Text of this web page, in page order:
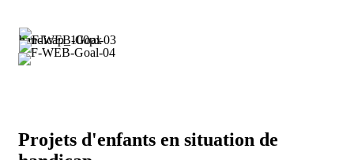
Projets d'enfants en situation de